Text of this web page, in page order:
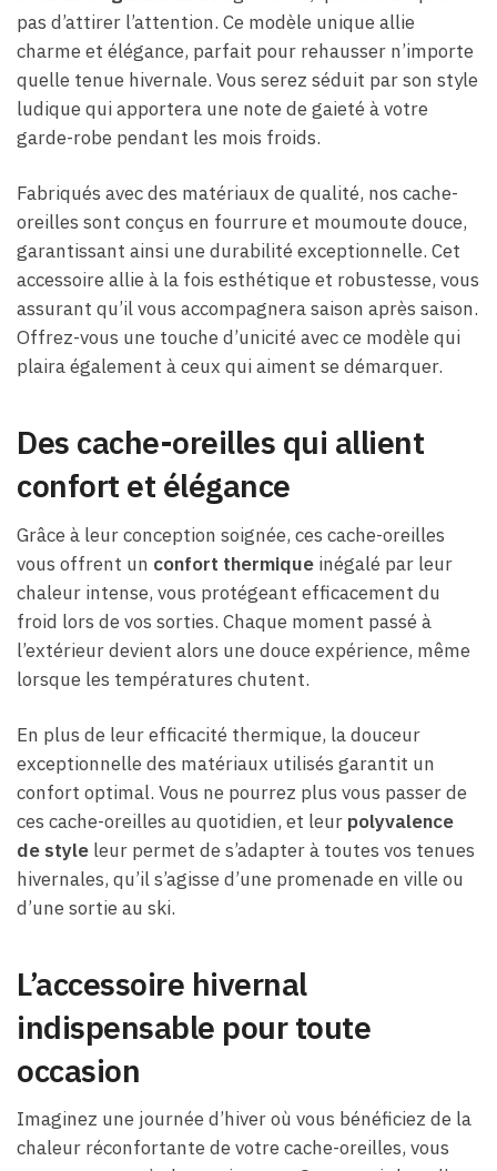
pas d’attirer l’attention. Ce modèle unique allie
charme et élégance, parfait pour rehausser n’importe
quelle tenue hivernale. Vous serez séduit par son style
ludique qui apportera une note de gaieté à votre
garde-robe pendant les mois froids.
Fabriqués avec des matériaux de qualité, nos cache-
oreilles sont conçus en fourrure et moumoute douce,
garantissant ainsi une durabilité exceptionnelle. Cet
accessoire allie à la fois esthétique et robustesse, vous
assurant qu’il vous accompagnera saison après saison.
Offrez-vous une touche d’unicité avec ce modèle qui
plaira également à ceux qui aiment se démarquer.
Des cache-oreilles qui allient
confort et élégance
Grâce à leur conception soignée, ces cache-oreilles
vous offrent un confort thermique inégalé par leur
chaleur intense, vous protégeant efficacement du
froid lors de vos sorties. Chaque moment passé à
l’extérieur devient alors une douce expérience, même
lorsque les températures chutent.
En plus de leur efficacité thermique, la douceur
exceptionnelle des matériaux utilisés garantit un
confort optimal. Vous ne pourrez plus vous passer de
ces cache-oreilles au quotidien, et leur polyvalence
de style leur permet de s’adapter à toutes vos tenues
hivernales, qu’il s’agisse d’une promenade en ville ou
d’une sortie au ski.
L’accessoire hivernal
indispensable pour toute
occasion
Imaginez une journée d’hiver où vous bénéficiez de la
chaleur réconfortante de votre cache-oreilles, vous